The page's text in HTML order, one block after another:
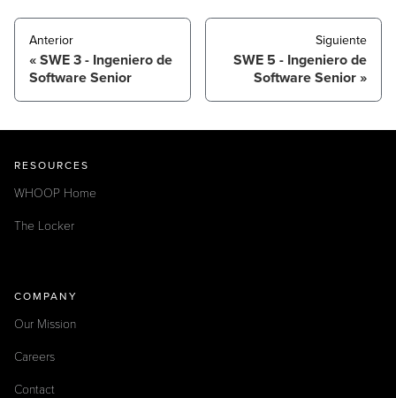
Anterior
SWE 3 - Ingeniero de
Software Senior
Siguiente
SWE 5 - Ingeniero de
Software Senior
RESOURCES
WHOOP Home
The Locker
COMPANY
Our Mission
Careers
Contact